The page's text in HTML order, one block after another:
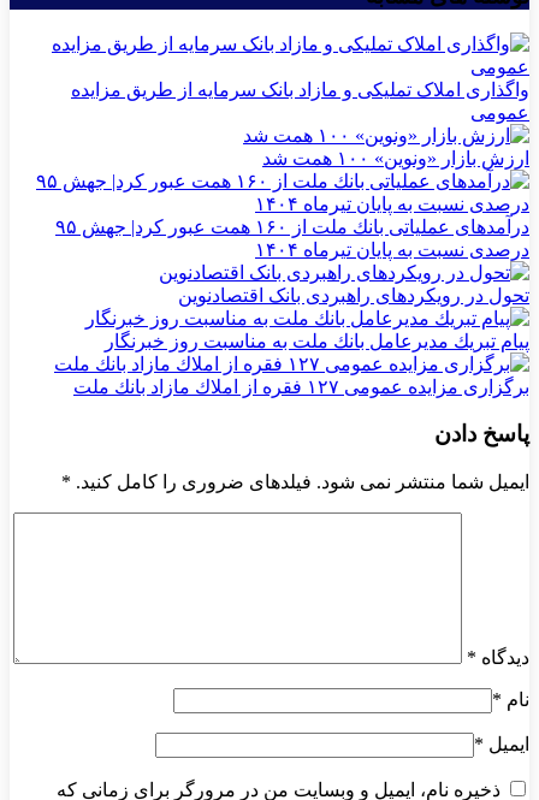
واگذاری املاک تملیکی و مازاد بانک سرمایه از طریق مزایده
عمومی
ارزش بازار «ونوین» ۱۰۰ همت شد
درآمدهای عملیاتی بانك ملت از ۱۶۰ همت عبور كرد| جهش ۹۵
درصدی نسبت به پایان تیرماه ۱۴۰۴
تحول در رویکردهای راهبردی بانک اقتصادنوین
پیام تبریك مدیرعامل بانك ملت به مناسبت روز خبرنگار
برگزاری مزایده عمومی ۱۲۷ فقره از املاك مازاد بانك ملت
پاسخ دادن
ایمیل شما منتشر نمی شود. فیلدهای ضروری را کامل کنید. *
دیدگاه *
نام *
ایمیل *
ذخیره نام، ایمیل و وبسایت من در مرورگر برای زمانی که